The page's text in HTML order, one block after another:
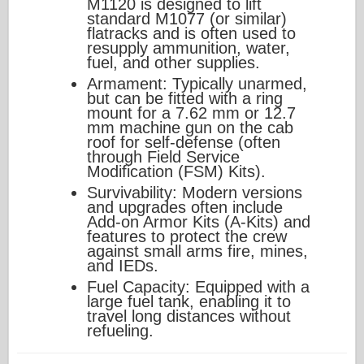
M1120 is designed to lift
standard M1077 (or similar)
flatracks and is often used to
resupply ammunition, water,
fuel, and other supplies.
Armament: Typically unarmed,
but can be fitted with a ring
mount for a 7.62 mm or 12.7
mm machine gun on the cab
roof for self-defense (often
through Field Service
Modification (FSM) Kits).
Survivability: Modern versions
and upgrades often include
Add-on Armor Kits (A-Kits) and
features to protect the crew
against small arms fire, mines,
and IEDs.
Fuel Capacity: Equipped with a
large fuel tank, enabling it to
travel long distances without
refueling.